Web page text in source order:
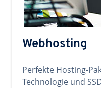
Webhosting
Perfekte Hosting-
Technologie und